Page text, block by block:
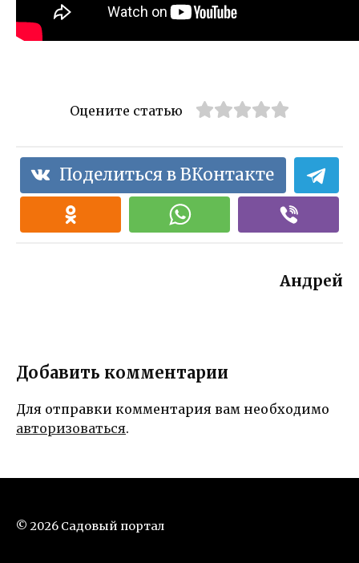
Оцените статью
Поделиться в ВКонтакте
Андрей
Добавить комментарии
Для отправки комментария вам необходимо
авторизоваться.
© 2026 Садовый портал